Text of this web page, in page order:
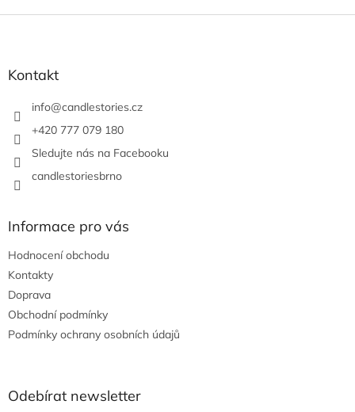
Kontakt
info@candlestories.cz
+420 777 079 180
Sledujte nás na Facebooku
candlestoriesbrno
Informace pro vás
Hodnocení obchodu
Kontakty
Doprava
Obchodní podmínky
Podmínky ochrany osobních údajů
Odebírat newsletter